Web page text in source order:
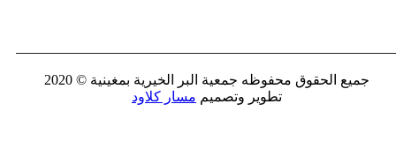
جميع الحقوق محفوظه جمعية البر الخيرية بمغينية © 2020
تطوير وتصميم مسار كلاود